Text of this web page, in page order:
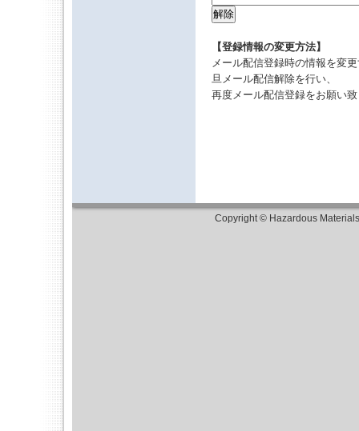
【登録情報の変更方法】
メール配信登録時の情報を変
旦メール配信解除を行い、
再度メール配信登録をお願い
Copyright © Hazardous